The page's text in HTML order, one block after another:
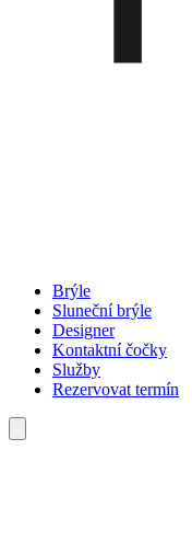
Brýle
Sluneční brýle
Designer
Kontaktní čočky
Služby
Rezervovat termín